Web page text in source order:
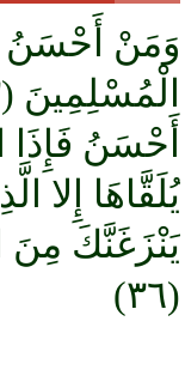
وَمَنْ أَحْسَنُ
يَنْزَغَنَّكَ مِنَ
(٣٦)